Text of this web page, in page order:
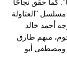
كما حقق نجاحًا
"العتاولة
أحمد خالد
منهم طارق
ومصطفى أبو